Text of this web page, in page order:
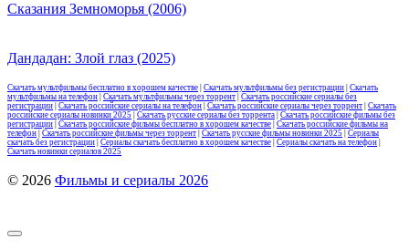
Сказания Земноморья (2006)
Дандадан: Злой глаз (2025)
Скачать мультфильмы бесплатно в хорошем качестве Скачать мультфильмы без регистрации Скачать
мультфильмы на телефон Скачать мультфильмы через торрент Скачать российские сериалы без
регистрации Скачать российские сериалы на телефон Скачать российские сериалы через торрент Скачать
российские сериалы новинки 2025
Скачать русские сериалы без торрента Скачать российские фильмы без
регистрации Скачать российские фильмы бесплатно в хорошем качестве Скачать российские фильмы на
телефон Скачать российские фильмы через торрент Скачать русские фильмы новинки 2025
Сериалы
скачать без регистрации Сериалы скачать бесплатно в хорошем качестве Сериалы скачать на телефон
Скачать новинки сериалов 2025
© 2026 Фильмы и сериалы 2026